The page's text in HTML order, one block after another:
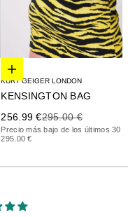
Elige opciones
KURT GEIGER LONDON
KENSINGTON BAG
Precio de oferta
256.99 €Precio anterior
295.00 €
Precio más bajo de los últimos 30
295.00 €